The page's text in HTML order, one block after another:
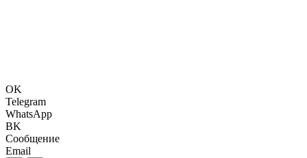
OK
Telegram
WhatsApp
BK
Сообщение
Email